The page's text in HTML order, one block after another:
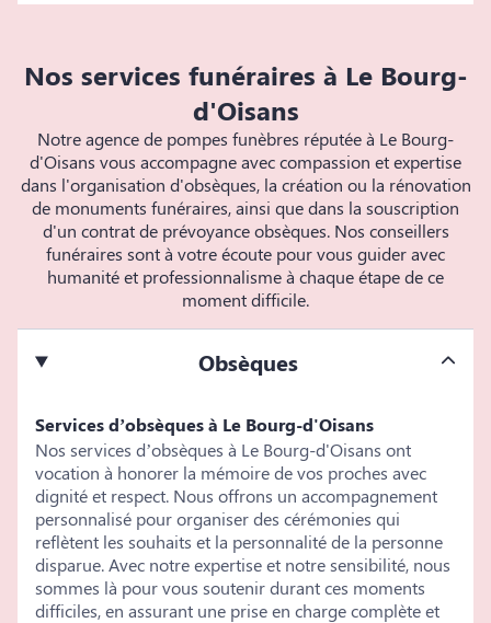
Nos services funéraires à Le Bourg-
d'Oisans
Notre agence de pompes funèbres réputée à Le Bourg-
d'Oisans vous accompagne avec compassion et expertise
dans l'organisation d'obsèques, la création ou la rénovation
de monuments funéraires, ainsi que dans la souscription
d'un contrat de prévoyance obsèques. Nos conseillers
funéraires sont à votre écoute pour vous guider avec
humanité et professionnalisme à chaque étape de ce
moment difficile.
Obsèques
Services d’obsèques à Le Bourg-d'Oisans
Nos services d’obsèques à Le Bourg-d'Oisans ont
vocation à honorer la mémoire de vos proches avec
dignité et respect. Nous offrons un accompagnement
personnalisé pour organiser des cérémonies qui
reflètent les souhaits et la personnalité de la personne
disparue. Avec notre expertise et notre sensibilité, nous
sommes là pour vous soutenir durant ces moments
difficiles, en assurant une prise en charge complète et